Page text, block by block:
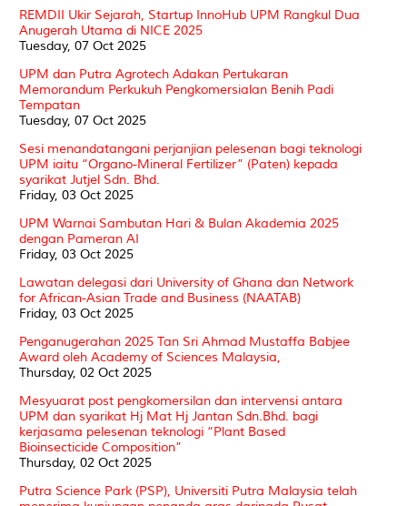
REMDII Ukir Sejarah, Startup InnoHub UPM Rangkul Dua
Anugerah Utama di NICE 2025
Tuesday, 07 Oct 2025
UPM dan Putra Agrotech Adakan Pertukaran
Memorandum Perkukuh Pengkomersialan Benih Padi
Tempatan
Tuesday, 07 Oct 2025
Sesi menandatangani perjanjian pelesenan bagi teknologi
UPM iaitu “Organo-Mineral Fertilizer” (Paten) kepada
syarikat Jutjel Sdn. Bhd.
Friday, 03 Oct 2025
UPM Warnai Sambutan Hari & Bulan Akademia 2025
dengan Pameran AI
Friday, 03 Oct 2025
Lawatan delegasi dari University of Ghana dan Network
for African-Asian Trade and Business (NAATAB)
Friday, 03 Oct 2025
Penganugerahan 2025 Tan Sri Ahmad Mustaffa Babjee
Award oleh Academy of Sciences Malaysia,
Thursday, 02 Oct 2025
Mesyuarat post pengkomersilan dan intervensi antara
UPM dan syarikat Hj Mat Hj Jantan Sdn.Bhd. bagi
kerjasama pelesenan teknologi “Plant Based
Bioinsecticide Composition”
Thursday, 02 Oct 2025
Putra Science Park (PSP), Universiti Putra Malaysia telah